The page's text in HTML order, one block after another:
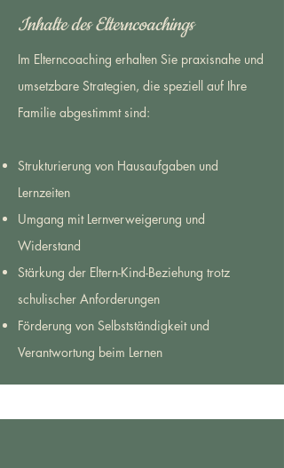
Inhalte des Elterncoachings
Im Elterncoaching erhalten Sie praxisnahe und
umsetzbare Strategien, die speziell auf Ihre
Familie abgestimmt sind:
Strukturierung von Hausaufgaben und
Lernzeiten
Umgang mit Lernverweigerung und
Widerstand
Stärkung der Eltern-Kind-Beziehung trotz
schulischer Anforderungen
Förderung von Selbstständigkeit und
Verantwortung beim Lernen